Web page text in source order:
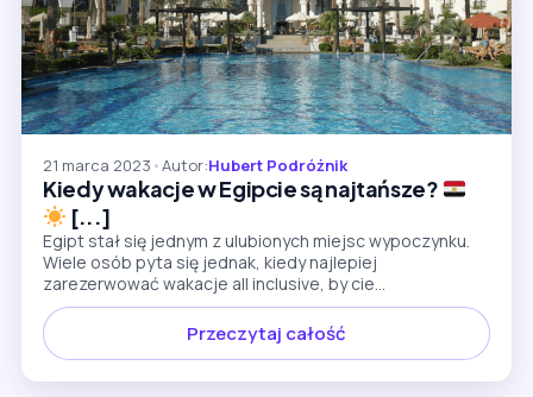
21 marca 2023 •Autor:Hubert Podróżnik
Kiedy wakacje w Egipcie są najtańsze?
[...]
Egipt stał się jednym z ulubionych miejsc wypoczynku.
Wiele osób pyta się jednak, kiedy najlepiej
zarezerwować wakacje all inclusive, by cie...
Przeczytaj całość